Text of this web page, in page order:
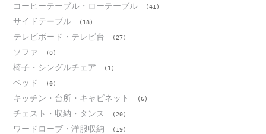
コーヒーテーブル・ローテーブル (41)
サイドテーブル (18)
テレビボード・テレビ台 (27)
ソファ (0)
椅子・シングルチェア (1)
ベッド (0)
キッチン・台所・キャビネット (6)
チェスト・収納・タンス (20)
ワードローブ・洋服収納 (19)